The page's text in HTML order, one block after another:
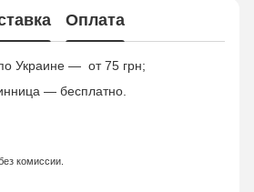
Оплата
Украине — от 75 грн;
— бесплатно.
комиссии.